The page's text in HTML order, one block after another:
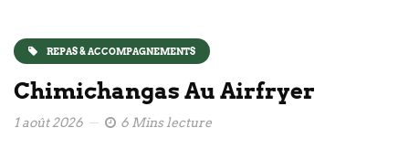
REPAS & ACCOMPAGNEMENTS
Chimichangas Au Airfryer
1 août 2026 6 Mins lecture